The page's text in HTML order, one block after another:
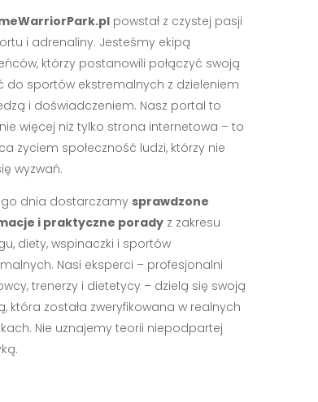
powstał z czystej pasji
i adrenaliny. Jesteśmy ekipą
którzy postanowili połączyć swoją
do sportów ekstremalnych z dzieleniem
i doświadczeniem. Nasz portal to
więcej niż tylko strona internetowa – to
życiem społeczność ludzi, którzy nie
wyzwań.
dnia dostarczamy sprawdzone
i praktyczne poradyz zakresu
diety, wspinaczki i sportów
Nasi eksperci – profesjonalni
trenerzy i dietetycy – dzielą się swoją
która została zweryfikowana w realnych
Nie uznajemy teorii niepodpartej